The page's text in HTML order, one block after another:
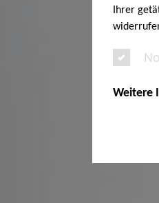
Ihrer